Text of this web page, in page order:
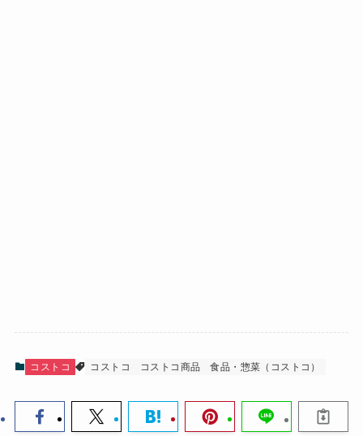
コストコ コストコ コストコ商品 食品・惣菜（コストコ）